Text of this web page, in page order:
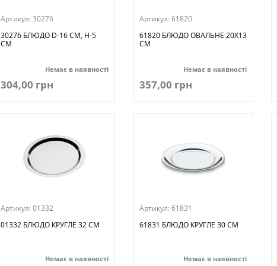
Артикул: 30276
30276 БЛЮДО D-16 СМ, H-5
СМ
Немає в наявності
304,00 грн
Артикул: 61820
61820 БЛЮДО ОВАЛЬНЕ 20Х13
СМ
Немає в наявності
357,00 грн
Артикул: 01332
01332 БЛЮДО КРУГЛЕ 32 СМ
Немає в наявності
Артикул: 61831
61831 БЛЮДО КРУГЛЕ 30 СМ
Немає в наявності